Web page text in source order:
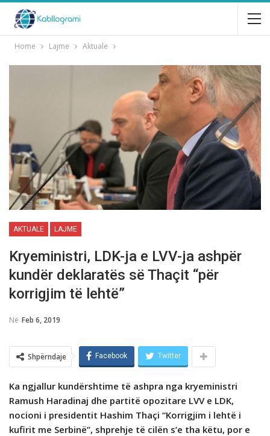
Home Lajme Aktuale
AKTUALE LAJME
Kryeministri, LDK-ja e LVV-ja ashpër
kundër deklaratës së Thaçit “për
korrigjim të lehtë”
Në Feb 6, 2019
Shpërndaje Facebook Twitter
Ka ngjallur kundërshtime të ashpra nga kryeministri
Ramush Haradinaj dhe partitë opozitare LVV e LDK,
nocioni i presidentit Hashim Thaçi “Korrigjim i lehtë i
kufirit me Serbinë”, shprehje të cilën s’e tha këtu, por e